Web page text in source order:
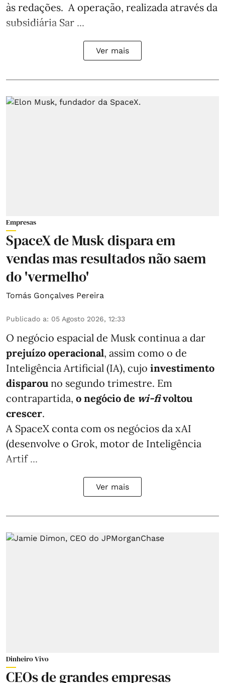
às redações. A operação, realizada através da
subsidiária Sar ...
Ver mais
Empresas
SpaceX de Musk dispara em
vendas mas resultados não saem
do 'vermelho'
Tomás Gonçalves Pereira
Publicado a: 05 Agosto 2026, 12:33
O negócio espacial de Musk continua a dar
prejuízo operacional, assim como o de
Inteligência Artificial (IA), cujo investimento
disparou no segundo trimestre. Em
contrapartida, o negócio de wi-fivoltou
crescer.
A SpaceX conta com os negócios da xAI
(desenvolve o Grok, motor de Inteligência
Artif ...
Ver mais
Dinheiro Vivo
CEOs de grandes empresas